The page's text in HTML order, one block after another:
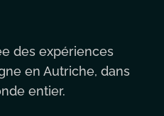
des expériences
en Autriche, dans
entier.